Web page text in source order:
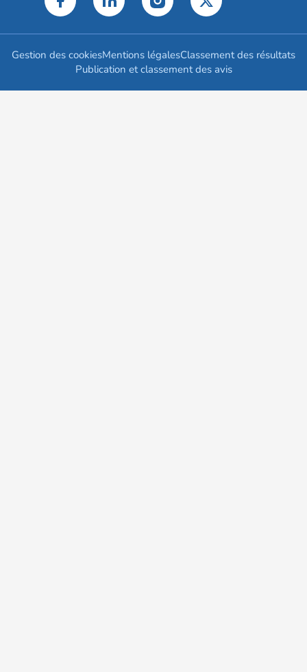
Gestion des cookiesMentions légalesClassement des résultats
Publication et classement des avis